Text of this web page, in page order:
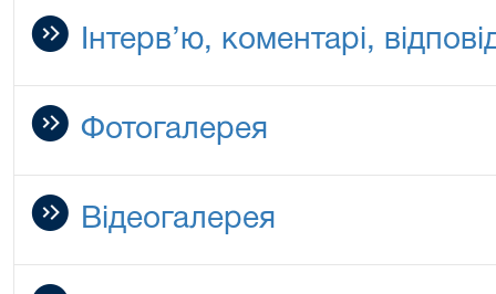
Інтерв’ю, коментарі,
Фотогалерея
Відеогалерея